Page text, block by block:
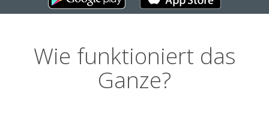
Wie funktioniert das
Ganze?